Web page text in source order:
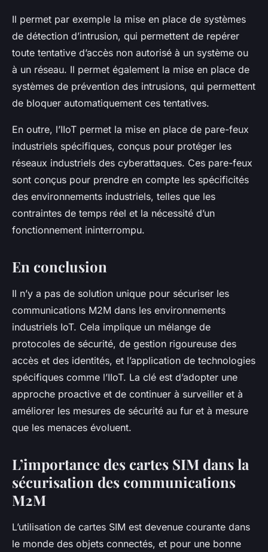
Il permet par exemple la mise en place de systèmes
de détection d’intrusion, qui permettent de repérer
toute tentative d’accès non autorisé à un système ou
à un réseau. Il permet également la mise en place de
systèmes de prévention des intrusions, qui permettent
de bloquer automatiquement ces tentatives.
En outre, l’IIoT permet la mise en place de pare-feux
industriels spécifiques, conçus pour protéger les
réseaux industriels des cyberattaques. Ces pare-feux
sont conçus pour prendre en compte les spécificités
des environnements industriels, telles que les
contraintes de temps réel et la nécessité d’un
fonctionnement ininterrompu.
En conclusion
Il n’y a pas de solution unique pour sécuriser les
communications M2M dans les environnements
industriels IoT. Cela implique un mélange de
protocoles de sécurité, de gestion rigoureuse des
accès et des identités, et l’application de technologies
spécifiques comme l’IIoT. La clé est d’adopter une
approche proactive et de continuer à surveiller et à
améliorer les mesures de sécurité au fur et à mesure
que les menaces évoluent.
L’importance des cartes SIM dans la
sécurisation des communications
M2M
L’utilisation de cartes SIM est devenue courante dans
le monde des objets connectés, et pour une bonne